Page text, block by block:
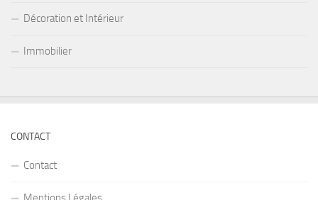
Décoration et Intérieur
Immobilier
CONTACT
Contact